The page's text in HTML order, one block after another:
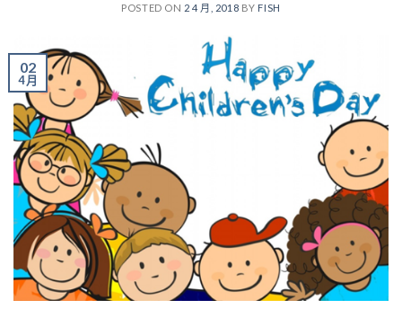
POSTED ON 2 4 月, 2018 BY FISH
02
4 月